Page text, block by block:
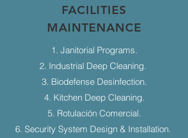
FACILITIES
MAINTENANCE
1. Janitorial Programs.
2. Industrial Deep Cleaning.
3. Biodefense Desinfection.
4. Kitchen Deep Cleaning.
5. Rotulación Comercial.
6. Security System Design & Installation.